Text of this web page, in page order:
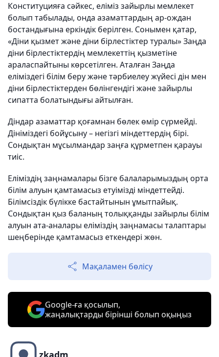
Конституцияға сәйкес, еліміз зайырлы мемлекет
болып табылады, онда азаматтардың ар-ождан
бостандығына еркіндік берілген. Сонымен қатар,
«Діни қызмет және діни бірлестіктер туралы» Заңда
діни бірлестіктердің мемлекеттің қызметіне
араласпайтыны көрсетілген. Аталған Заңда
еліміздегі білім беру және тәрбиелеу жүйесі дін мен
діни бірлестіктерден бөлінгендігі және зайырлы
сипатта болатындығы айтылған.
Діндар азаматтар қоғамнан бөлек өмір сүрмейді.
Дініміздегі бойұсыну – негізгі міндеттердің бірі.
Сондықтан мұсылмандар заңға құрметпен қарауы
тиіс.
Еліміздің заңнамалары бізге балаларымыздың орта
білім алуын қамтамасыз етуімізді міндеттейді.
Білімсіздік бүлікке бастайтынын ұмытпайық.
Сондықтан қыз баланың толыққанды зайырлы білім
алуын ата-аналары еліміздің заңнамасы талаптары
шеңберінде қамтамасыз еткендері жөн.
Мақаламен бөлісу
Google-ға қосылып,
жаңалықтарды бірінші болып оқыңыз
zkadm